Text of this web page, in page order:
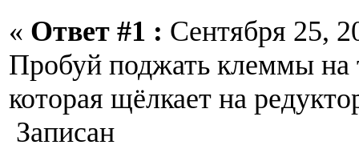
« Ответ #1 : Сентября 25,
Пробуй поджать клеммы
которая щёлкает на
Записан